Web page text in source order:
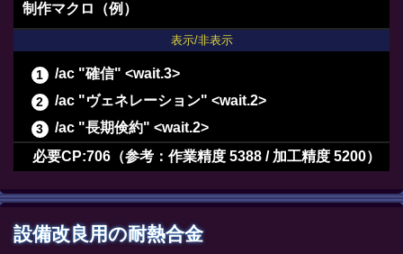
/ac "イノベーション" <wait.2>
/ac "下地加工" <wait.3>
/ac "下地加工" <wait.3>
/ac "グレートストライド" <wait.2>
/ac "ビエルゴの祝福" <wait.3>
/ac "下地作業" <wait.3>
制作マクロ（例）
表示/非表示
/ac "確信" <wait.3>
/ac "ヴェネレーション" <wait.2>
/ac "長期倹約" <wait.2>
/ac "下地加工" <wait.3>
/ac "イノベーション" <wait.2>
必要CP:706（参考：作業精度 5388 / 加工精度 5200）
設備改良用の耐熱合金